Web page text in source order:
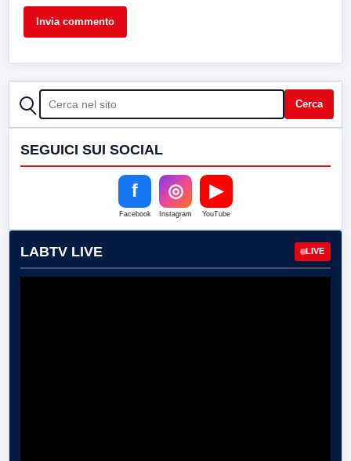
CERCA Cerca
SEGUICI SUI SOCIAL
f
Facebook
◎
Instagram
▶
YouTube
LABTV LIVE LIVE